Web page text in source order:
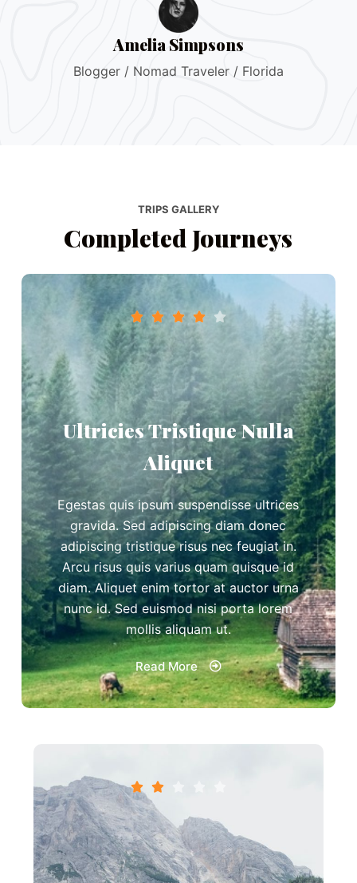
Amelia Simpsons
Blogger / Nomad Traveler / Florida
TRIPS GALLERY
Completed Journeys
    
Ultricies Tristique Nulla
Aliquet
Egestas quis ipsum suspendisse ultrices
gravida. Sed adipiscing diam donec
adipiscing tristique risus nec feugiat in.
Arcu risus quis varius quam quisque id
diam. Aliquet enim tortor at auctor urna
nunc id. Sed euismod nisi porta lorem
mollis aliquam ut.
Read More
 